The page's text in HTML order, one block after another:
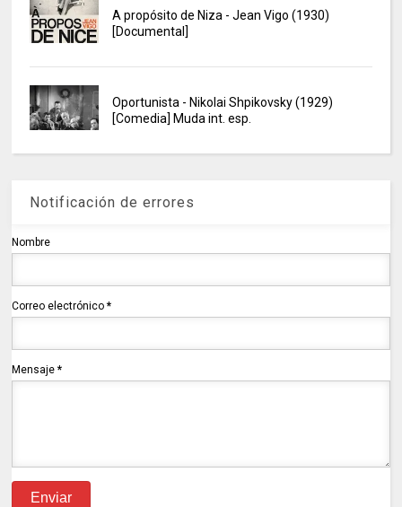
A propósito de Niza - Jean Vigo (1930)
[Documental]
Oportunista - Nikolai Shpikovsky (1929)
[Comedia] Muda int. esp.
Notificación de errores
Nombre
Correo electrónico*
Mensaje*